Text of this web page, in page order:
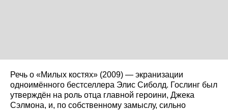
Речь о «Милых костях» (2009) — экранизации
одноимённого бестселлера Элис Сиболд. Гослинг был
утверждён на роль отца главной героини, Джека
Сэлмона, и, по собственному замыслу, сильно